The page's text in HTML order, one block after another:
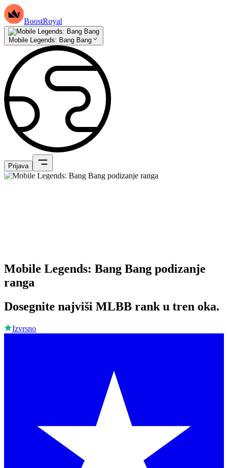
BoostRoyal
Mobile Legends: Bang Bang
Prijava
Mobile Legends: Bang Bang podizanje
ranga
Dosegnite najviši MLBB rank u tren oka.
Izvrsno